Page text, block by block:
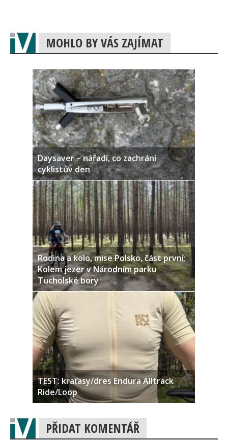
MOHLO BY VÁS ZAJÍMAT
Daysaver – nářadí, co zachrání
cyklistův den
Rodina a kolo, mise Polsko, část první:
Kolem jezer v Národním parku
Tucholské bory
TEST: kraťasy/dres Endura Alltrack
Ride/Loop
PŘIDAT KOMENTÁŘ